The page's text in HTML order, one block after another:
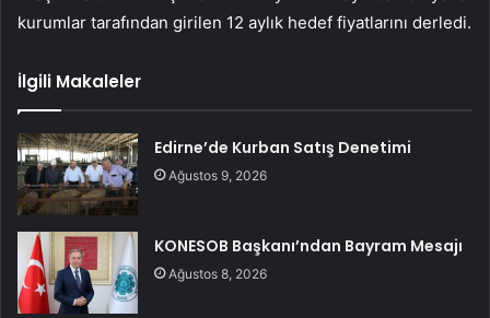
kurumlar tarafından girilen 12 aylık hedef fiyatlarını derledi.
İlgili Makaleler
Edirne’de Kurban Satış Denetimi
Ağustos 9, 2026
KONESOB Başkanı’ndan Bayram Mesajı
Ağustos 8, 2026